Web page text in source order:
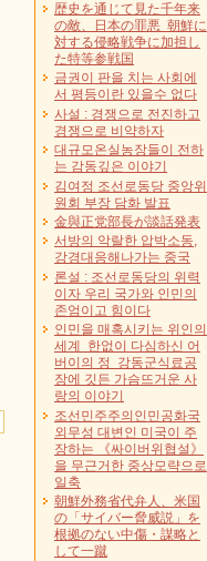
歴史を通じて見た千年来
の敵、日本の罪悪 朝鮮に
対する侵略戦争に加担し
た特等参戦国
금권이 판을 치는 사회에
서 평등이란 있을수 없다
사설 : 경쟁으로 전진하고
경쟁으로 비약하자
대규모온실농장들이 전하
는 감동깊은 이야기
김여정 조선로동당 중앙위
원회 부장 담화 발표
金與正党部長が談話発表
서방의 악랄한 압박소동,
강경대응해나가는 중국
론설 : 조선로동당의 위력
이자 우리 국가와 인민의
존엄이고 힘이다
인민을 매혹시키는 위인의
세계 한없이 다심하신 어
버이의 정 강동군식료공
장에 깃든 가슴뜨거운 사
랑의 이야기
조선민주주의인민공화국
외무성 대변인 미국이 주
장하는 《싸이버위협설》
을 무근거한 중상모략으로
일축
朝鮮外務省代弁人、米国
の「サイバー脅威説」を
根拠のない中傷・謀略と
して一蹴